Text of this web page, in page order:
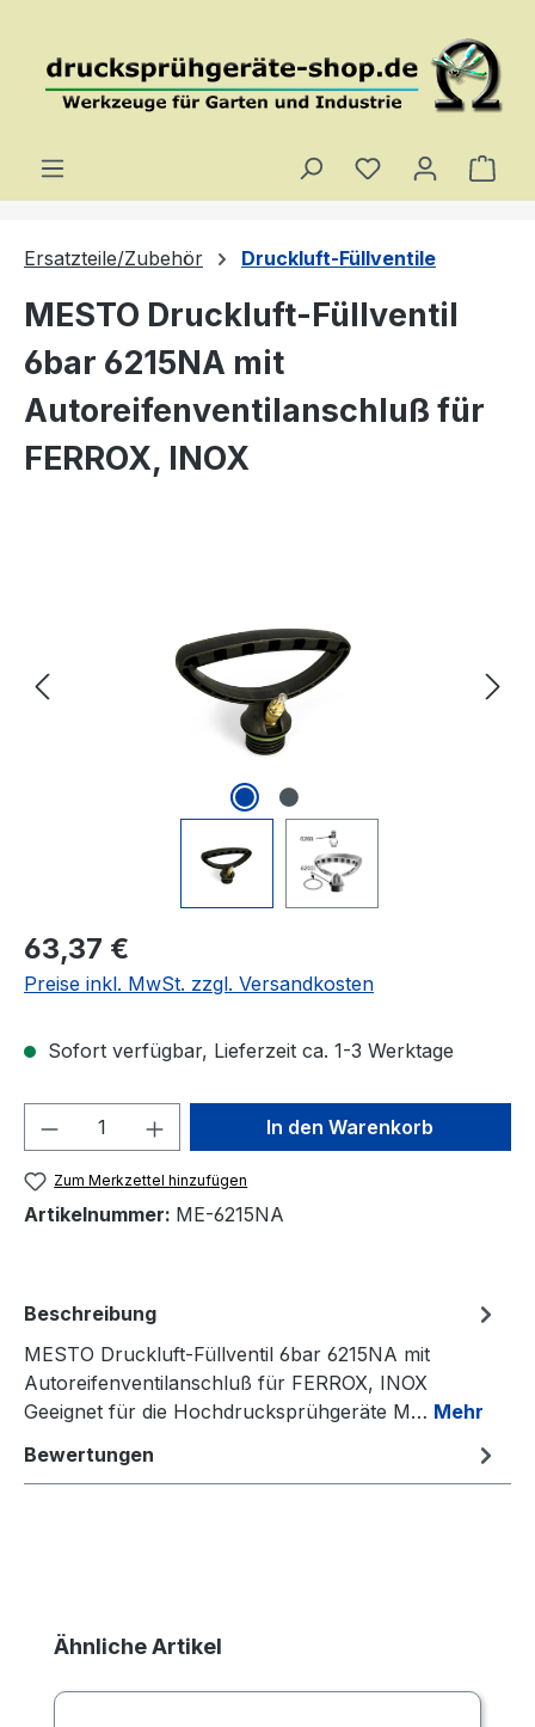
Du hast 0
Ersatzteile/Zubehör Druckluft-Füllventile
MESTO Druckluft-Füllventil
6bar 6215NA mit
Autoreifenventilanschluß für
FERROX, INOX
Regulärer Preis:
63,37 €
Preise inkl. MwSt. zzgl. Versandkosten
Sofort verfügbar, Lieferzeit ca. 1-3 Werktage
Produkt Anzahl: Gib denIn den Warenkorb
Zum Merkzettel hinzufügen
Artikelnummer: ME-6215NA
Beschreibung
MESTO Druckluft-Füllventil 6bar 6215NA mit
Autoreifenventilanschluß für FERROX, INOX
Geeignet für die Hochdrucksprühgeräte M… Mehr
Bewertungen
Produktgalerie überspringen
Ähnliche Artikel